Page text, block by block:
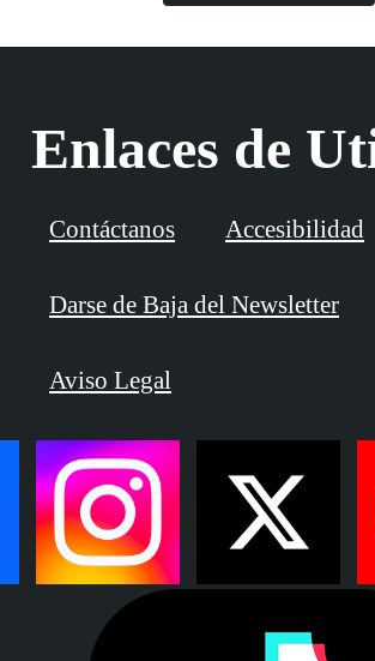
Enlaces de
Contáctanos Accesibilidad
Darse de Baja del Newsletter
Aviso Legal